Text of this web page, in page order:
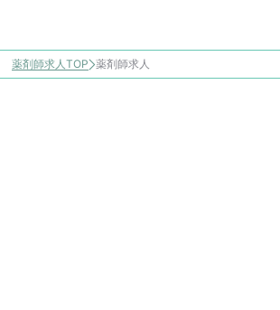
薬剤師求人TOP 薬剤師求人